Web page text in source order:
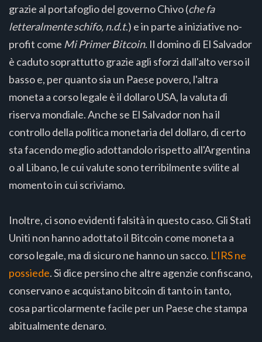
grazie al portafoglio del governo Chivo (che fa
letteralmente schifo, n.d.t.) e in parte a iniziative no-
profit come Mi Primer Bitcoin. Il domino di El Salvador
è caduto soprattutto grazie agli sforzi dall'alto verso il
basso e, per quanto sia un Paese povero, l'altra
moneta a corso legale è il dollaro USA, la valuta di
riserva mondiale. Anche se El Salvador non ha il
controllo della politica monetaria del dollaro, di certo
sta facendo meglio adottandolo rispetto all'Argentina
o al Libano, le cui valute sono terribilmente svilite al
momento in cui scriviamo.
Inoltre, ci sono evidenti falsità in questo caso. Gli Stati
Uniti non hanno adottato il Bitcoin come moneta a
corso legale, ma di sicuro ne hanno un sacco. L'IRS ne
possiede. Si dice persino che altre agenzie confiscano,
conservano e acquistano bitcoin di tanto in tanto,
cosa particolarmente facile per un Paese che stampa
abitualmente denaro.